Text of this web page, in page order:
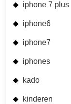
iphone 7 plus
iphone6
iphone7
iphones
kado
kinderen